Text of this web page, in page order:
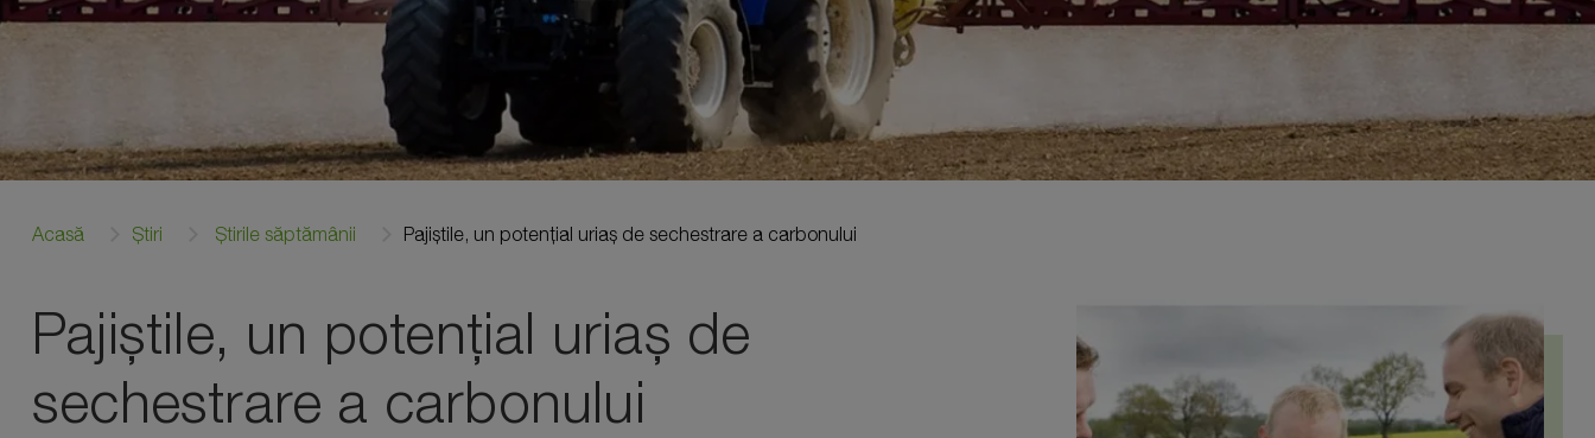
Acasă Știri Știrile săptămânii Pajiștile, un potențial uriaș de sechestrare a carbonului
Pajiștile, un potențial uriaș de
sechestrare a carbonului